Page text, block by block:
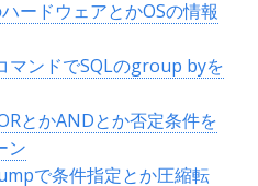
ードウェアとかOSの情報
マンドでSQLのgroup byを
とかANDとか否定条件を
ン
で条件指定とか圧縮転